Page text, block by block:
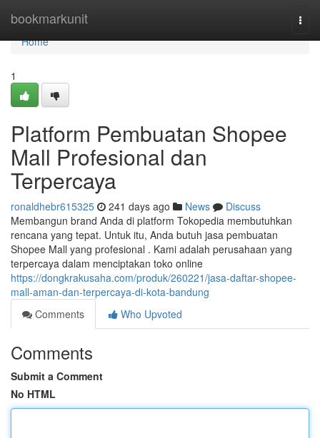
bookmarkunit
Home
Home
1
Platform Pembuatan Shopee
Mall Profesional dan
Terpercaya
ronaldhebr615325 241 days ago News
Discuss
Membangun brand Anda di platform Tokopedia membutuhkan
rencana yang tepat. Untuk itu, Anda butuh jasa pembuatan
Shopee Mall yang profesional . Kami adalah perusahaan yang
terpercaya dalam menciptakan toko online
https://dongkrakusaha.com/produk/260221/jasa-daftar-shopee-
mall-aman-dan-terpercaya-di-kota-bandung
Comments
Who Upvoted
Comments
Submit a Comment
No HTML